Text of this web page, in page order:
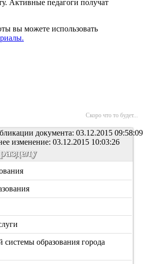
Активные педагоги получат
вы можете использовать
Скоро что то будет...
документа: 03.12.2015 09:58:09
изменение: 03.12.2015 10:03:26
образования города